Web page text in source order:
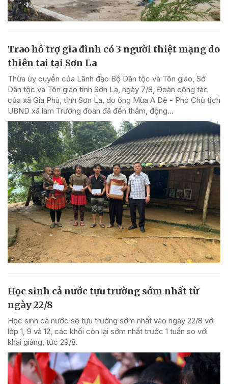
Trao hỗ trợ gia đình có 3 người thiệt mạng do
thiên tai tại Sơn La
Thừa ủy quyền của Lãnh đạo Bộ Dân tộc và Tôn giáo, Sở
Dân tộc và Tôn giáo tỉnh Sơn La, ngày 7/8, Đoàn công tác
của xã Gia Phù, tỉnh Sơn La, do ông Mùa A Dê - Phó Chủ tịch
UBND xã làm Trưởng đoàn đã đến thăm, động...
Học sinh cả nước tựu trường sớm nhất từ
ngày 22/8
Học sinh cả nước sẽ tựu trường sớm nhất vào ngày 22/8 với
lớp 1, 9 và 12, các khối còn lại sớm nhất trước 1 tuần so với
khai giảng, tức 29/8.